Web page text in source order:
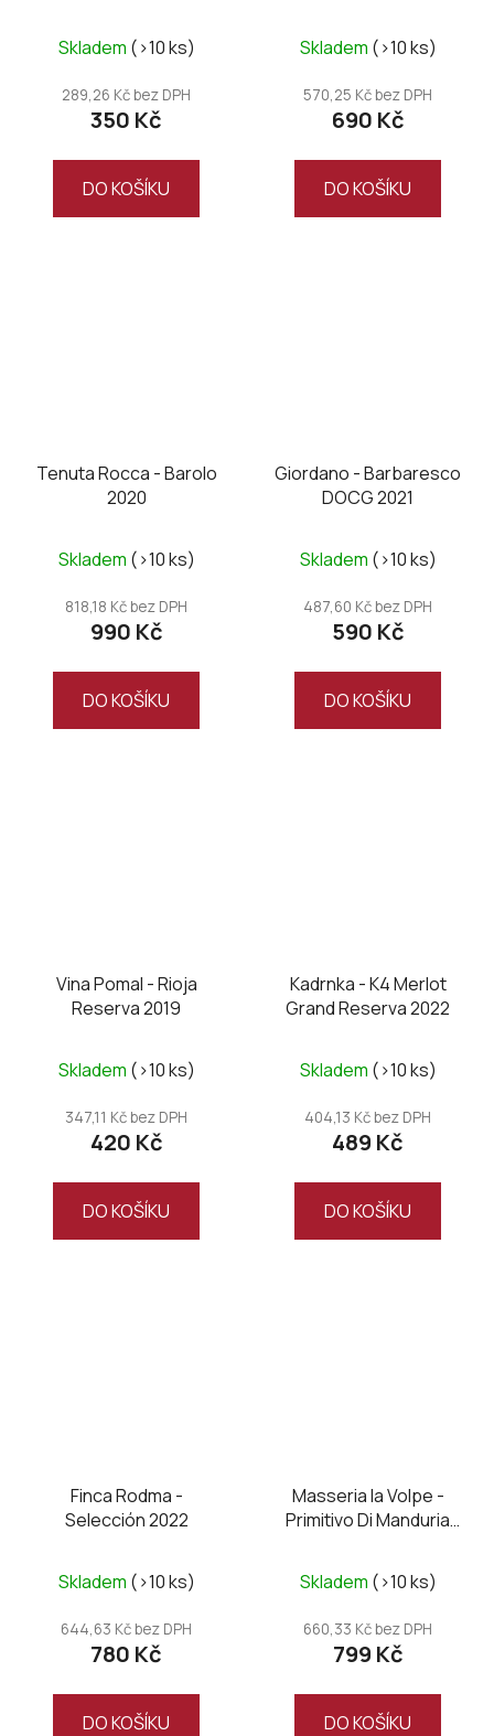
Skladem (>10 ks)
289,26 Kč bez DPH
350 Kč
DO KOŠÍKU
Skladem (>10 ks)
570,25 Kč bez DPH
690 Kč
DO KOŠÍKU
Tenuta Rocca - Barolo
2020
Skladem (>10 ks)
818,18 Kč bez DPH
990 Kč
DO KOŠÍKU
Giordano - Barbaresco
DOCG 2021
Skladem (>10 ks)
487,60 Kč bez DPH
590 Kč
DO KOŠÍKU
Vina Pomal - Rioja
Reserva 2019
Skladem (>10 ks)
347,11 Kč bez DPH
420 Kč
DO KOŠÍKU
Kadrnka - K4 Merlot
Grand Reserva 2022
Skladem (>10 ks)
404,13 Kč bez DPH
489 Kč
DO KOŠÍKU
Finca Rodma -
Selección 2022
Skladem (>10 ks)
644,63 Kč bez DPH
780 Kč
DO KOŠÍKU
Masseria la Volpe -
Primitivo Di Manduria
,Magnum
Skladem (>10 ks)
660,33 Kč bez DPH
799 Kč
DO KOŠÍKU